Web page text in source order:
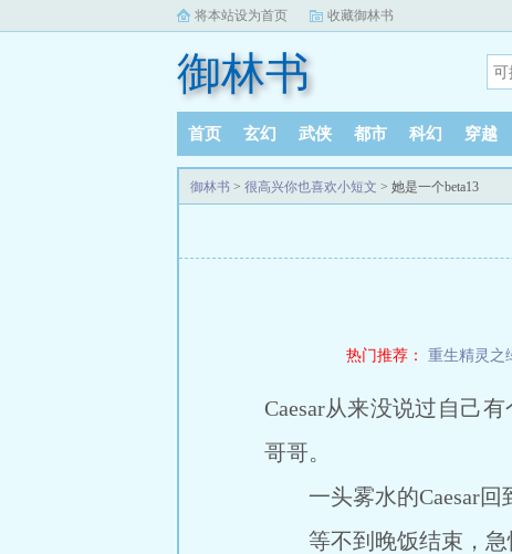
将本站设为首页 收藏御林书
御林书
首页 玄幻 武侠 都市 科幻 穿越
御林书 > 很高兴你也喜欢小短文 > 她是一个beta13
热门推荐： 重生精灵之
Caesar从来没说过自己
哥哥。
一头雾水的Caesar回
等不到晚饭结束，急性